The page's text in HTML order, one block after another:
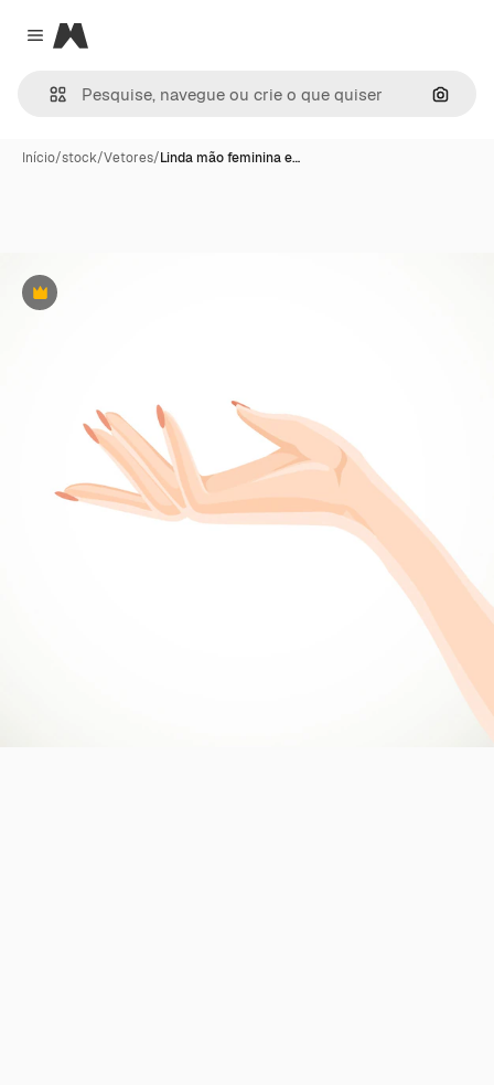
Close menu
Magnific
Início/stock/Vetores/Linda mão feminina e…
Premium